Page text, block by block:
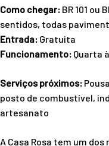
Como chegar: BR 101 ou
sentidos, todas
Entrada: Gratuita
Funcionamento: Quarta
Serviços próximos:
posto de combustível,
artesanato
A Casa Rosa tem um